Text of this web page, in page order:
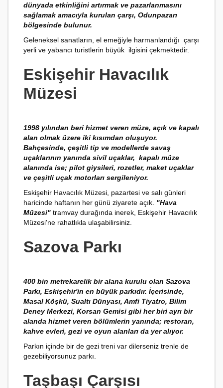
dünyada etkinliğini artırmak ve pazarlanmasını
sağlamak amacıyla kurulan çarşı, Odunpazarı
bölgesinde bulunur.
Geleneksel sanatların, el emeğiyle harmanlandığı çarşı
yerli ve yabancı turistlerin büyük ilgisini çekmektedir.
Eskişehir Havacılık
Müzesi
1998 yılından beri hizmet veren müze, açık ve kapalı
alan olmak üzere iki kısımdan oluşuyor.
Bahçesinde, çeşitli tip ve modellerde savaş
uçaklarının yanında sivil uçaklar, kapalı müze
alanında ise; pilot giysileri, rozetler, maket uçaklar
ve çeşitli uçak motorları sergileniyor.
Eskişehir Havacılık Müzesi, pazartesi ve salı günleri
haricinde haftanın her günü ziyarete açık. "Hava
Müzesi" tramvay durağında inerek, Eskişehir Havacılık
Müzesi'ne rahatlıkla ulaşabilirsiniz.
Sazova Parkı
400 bin metrekarelik bir alana kurulu olan Sazova
Parkı, Eskişehir'in en büyük parkıdır. İçerisinde,
Masal Köşkü, Sualtı Dünyası, Amfi Tiyatro, Bilim
Deney Merkezi, Korsan Gemisi gibi her biri ayrı bir
alanda hizmet veren bölümlerin yanında; restoran,
kahve evleri, gezi ve oyun alanları da yer alıyor.
Parkın içinde bir de gezi treni var dilerseniz trenle de
gezebiliyorsunuz parkı.
Taşbaşı Çarşısı